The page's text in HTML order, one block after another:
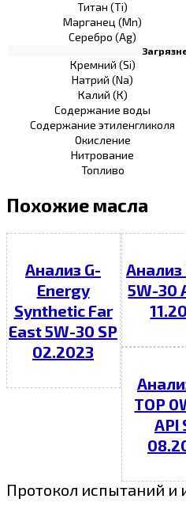
Титан (Ti)
Марганец (Mn)
Серебро (Ag)
Кремний (Si)
Натрий (Na)
Калий (К)
Содержание воды
Содержание этиленгликоля
Окисление
Нитрование
Топливо
Похожие масла
Анализ G-
Energy
Synthetic Far
East 5W-30 SP
02.2023
Анализ
5W-30
TOP
API
Протокол испытаний и